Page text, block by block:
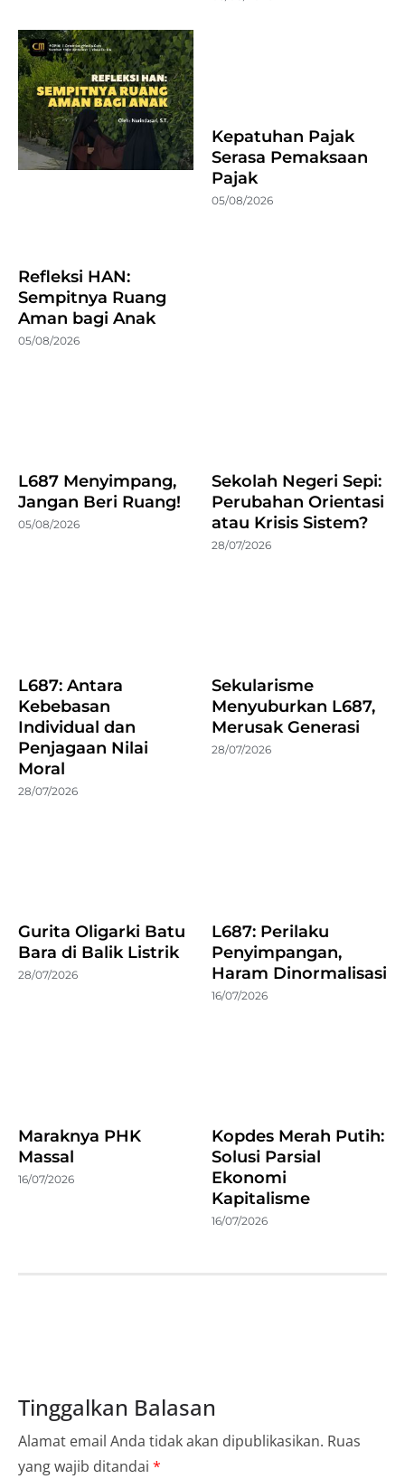
Refleksi HAN:
Sempitnya Ruang
Aman bagi Anak
05/08/2026
Kepatuhan Pajak
Serasa Pemaksaan
Pajak
05/08/2026
L687 Menyimpang,
Jangan Beri Ruang!
05/08/2026
Sekolah Negeri Sepi:
Perubahan Orientasi
atau Krisis Sistem?
28/07/2026
L687: Antara
Kebebasan
Individual dan
Penjagaan Nilai
Moral
28/07/2026
Sekularisme
Menyuburkan L687,
Merusak Generasi
28/07/2026
Gurita Oligarki Batu
Bara di Balik Listrik
28/07/2026
L687: Perilaku
Penyimpangan,
Haram Dinormalisasi
16/07/2026
Maraknya PHK
Massal
16/07/2026
Kopdes Merah Putih:
Solusi Parsial
Ekonomi
Kapitalisme
16/07/2026
Tinggalkan Balasan
Alamat email Anda tidak akan dipublikasikan. Ruas
yang wajib ditandai *